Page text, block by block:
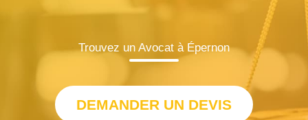
Trouvez un Avocat à Épernon
DEMANDER UN DEVIS